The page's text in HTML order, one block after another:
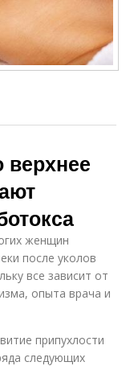
верхнее
женщин
после уколов
все зависит от
опыта врача и
припухлости
следующих